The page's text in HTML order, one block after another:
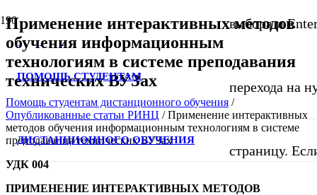
ПОМОЩЬ СТУДЕНТАМ
ДИСТАНЦИОННОГО ОБУЧЕНИЯ
выбора и
перехода на
страницу.
Применение интерактивных методов
обучения информационным
технологиям в системе преподавания
технических ВУЗах
Помощь студентам дистанционного обучения /
Опубликованные статьи РИНЦ /Применение интерактивных
методов обучения информационным технологиям в системе
преподавания технических ВУЗах
УДК 004
ПРИМЕНЕНИЕ ИНТЕРАКТИВНЫХ МЕТОДОВ